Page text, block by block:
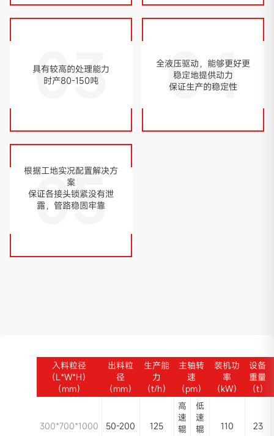
03
具有较高的处理能力
时产80-150吨
04
全液压驱动，能够更好更
稳定地提供动力
保证生产的稳定性
05
根据工地实况配置解决方
案
保证各接头锁紧没有泄
露，管路稳固牢靠
入料粒径
（L*W*H）
（mm）
出料粒
径
（mm）
生产能
力
（t/h）
主轴转
速
（pm）
装机功
率
（kW）
设备
重量
（t）
300*700*1000 50-200 125
高
速
辊
低
速
辊
110
23